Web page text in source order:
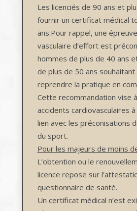
Les licenciés de 90 ans et
fournir un certificat médical
ans.Pour rappel, une
vasculaire d’effort est
hommes de plus de 40 ans
de plus de 50 ans
reprendre la pratique en
Cette recommandation vise
accidents cardiovasculaires
lien avec les préconisations
du sport.
Pour les majeurs de moins
L’obtention ou le
licence repose sur
questionnaire de santé.
Un certificat médical n’est